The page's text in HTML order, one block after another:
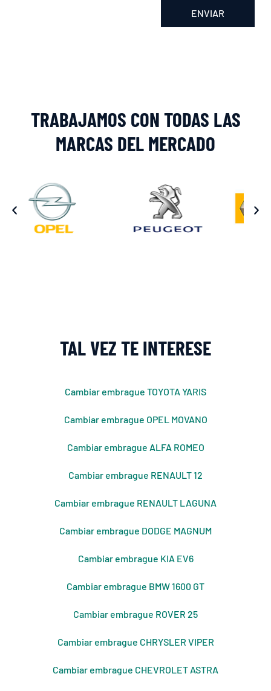
ENVIAR
TRABAJAMOS CON TODAS LAS
MARCAS DEL MERCADO
TAL VEZ TE INTERESE
Cambiar embrague TOYOTA YARIS
Cambiar embrague OPEL MOVANO
Cambiar embrague ALFA ROMEO
Cambiar embrague RENAULT 12
Cambiar embrague RENAULT LAGUNA
Cambiar embrague DODGE MAGNUM
Cambiar embrague KIA EV6
Cambiar embrague BMW 1600 GT
Cambiar embrague ROVER 25
Cambiar embrague CHRYSLER VIPER
Cambiar embrague CHEVROLET ASTRA